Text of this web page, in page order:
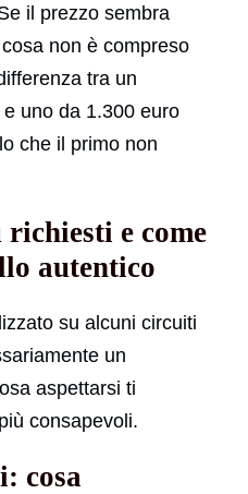
il prezzo sembra
non è compreso
tra un
uno da 1.300 euro
che il primo non
e come
autentico
su alcuni circuiti
un
aspettarsi ti
consapevoli.
cosa